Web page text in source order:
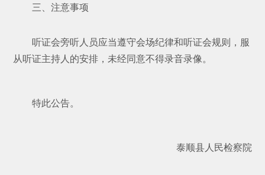
三、注意事项
听证会旁听人员应当遵守会场纪律和听证会规则，服
从听证主持人的安排，未经同意不得录音录像。
特此公告。
泰顺县人民检察院